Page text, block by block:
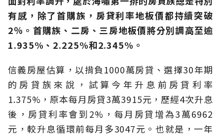
有感，除了首購族，房貸利率地板價都持續突破
2％。首購族、二房、三房地板價將分別調高至逾
1.935%、2.225%和2.345%。
信義房屋估算，以揹負1000萬房貸、選擇30年期
的房貸族來說，試算今年升息前房貸利率
1.375%，原本每月房貸3萬3915元，歷經4次升息
後，房貸利率會到2%，每月房貸增為3萬6962
元，較升息循環前每月多3047元。也就是，一年